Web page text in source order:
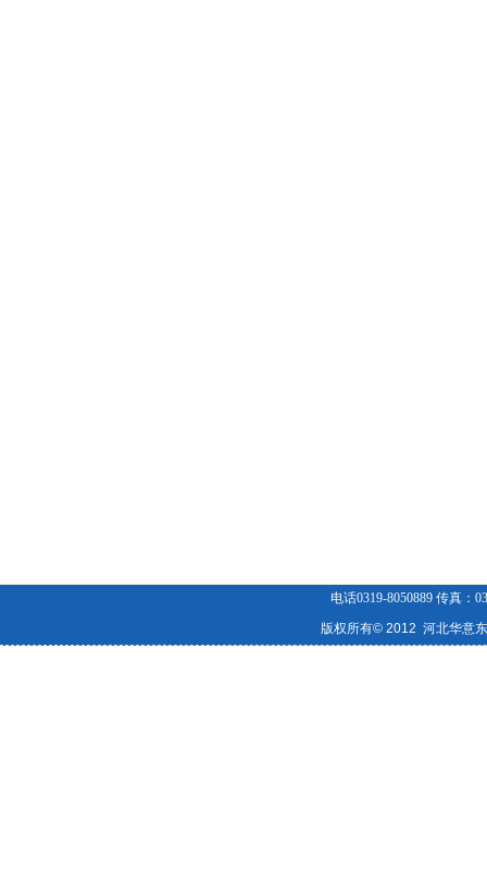
电话0319-8050889 传真：
版权所有© 2012 河北华意